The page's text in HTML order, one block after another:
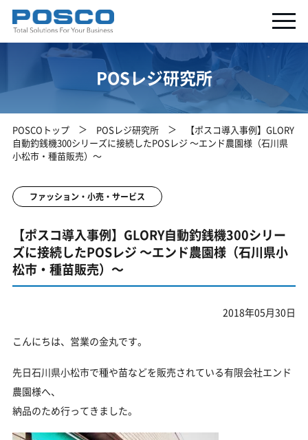
POSレジ研究所
POSCOトップ POSレジ研究所
【ポスコ導入事例】GLORY
自動釣銭機300シリーズに接続したPOSレジ ～エンド農園様（石川県
小松市・種苗販売）～
ファッション・小売・サービス
【ポスコ導入事例】GLORY自動釣銭機300シリー
ズに接続したPOSレジ ～エンド農園様（石川県小
松市・種苗販売）～
2018年05月30日
こんにちは、営業の金丸です。
先日石川県小松市で種や苗などを販売されている有限会社エンド
農園様へ、
納品のため行ってきました。